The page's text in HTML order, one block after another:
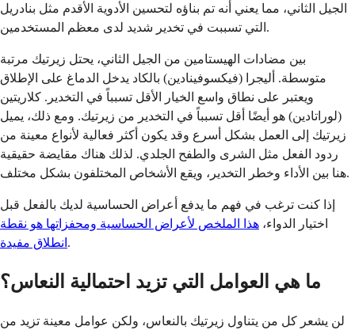
الجيل الثاني، مما يعني أنه تم بناؤه لتحسين الأدوية الأقدم مثل بنادريل
التي تسببت في تخدير شديد لدى معظم المستخدمين.
بين مضادات الهيستامين من الجيل الثاني، يحتل زيرتيك مرتبة
متوسطة. أليجرا (فيكسوفينادين) بالكاد يدخل الدماغ على الإطلاق
ويعتبر على نطاق واسع الخيار الأقل تسبباً في التخدير. كلاريتين
(لوراتادين) هو أيضًا أقل تسبباً في التخدير من زيرتيك. ومع ذلك، يميل
زيرتيك إلى العمل بشكل أسرع وقد يكون أكثر فعالية لأنواع معينة من
ردود الفعل مثل الشرى والطفح الجلدي. لذلك هناك مقايضة حقيقية
هنا بين الأداء وخطر التخدير، ويقع الأشخاص المختلفون بشكل مختلف.
إذا كنت ترغب في فهم ما يدفع أعراض الحساسية لديك بالفعل قبل
اختيار الدواء، هذا الملخص لأعراض الحساسية ومحفزاتها هو نقطة
انطلاق مفيدة .
ما هي العوامل التي تزيد احتمالية النعاس؟
لن يشعر كل من يتناول زيرتيك بالنعاس، ولكن عوامل معينة تزيد من